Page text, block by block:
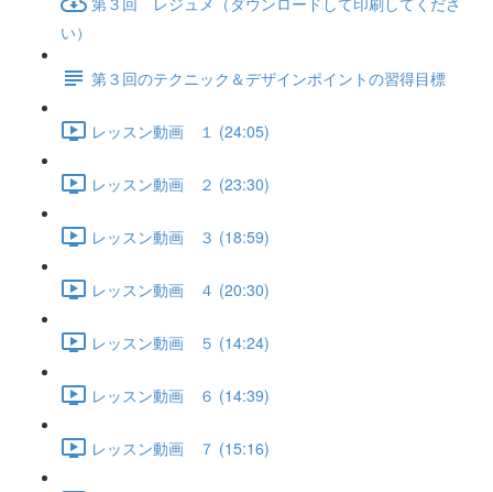
い）
第３回のテクニック＆デザインポイントの習得目標
レッスン動画 １ (24:05)
レッスン動画 ２ (23:30)
レッスン動画 ３ (18:59)
レッスン動画 ４ (20:30)
レッスン動画 ５ (14:24)
レッスン動画 ６ (14:39)
レッスン動画 ７ (15:16)